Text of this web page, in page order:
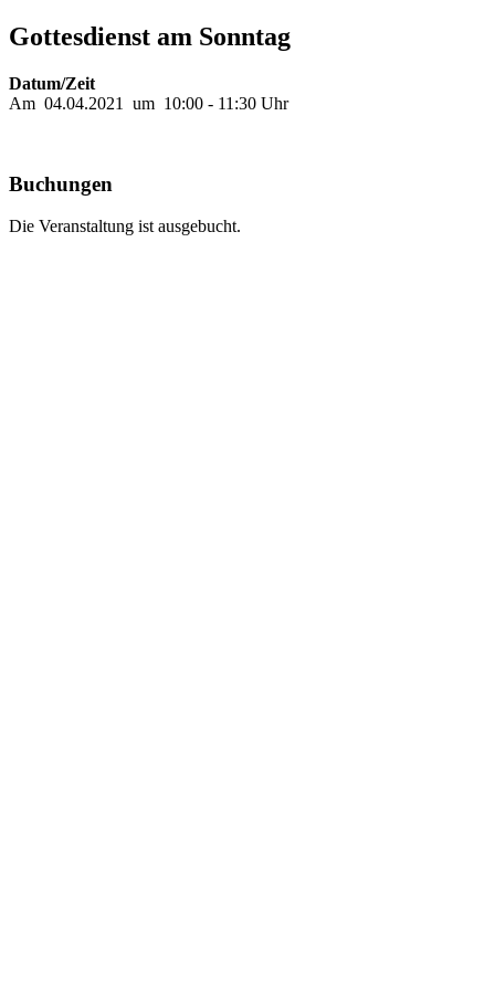
Gottesdienst am Sonntag
Datum/Zeit
Am 04.04.2021 um 10:00 - 11:30 Uhr
Buchungen
Die Veranstaltung ist ausgebucht.